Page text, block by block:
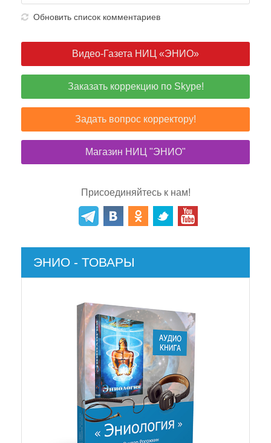
Обновить список комментариев
Видео-Газета НИЦ «ЭНИО»
Заказать коррекцию по Skype!
Задать вопрос корректору!
Магазин НИЦ "ЭНИО"
Присоединяйтесь к нам!
ЭНИО - ТОВАРЫ